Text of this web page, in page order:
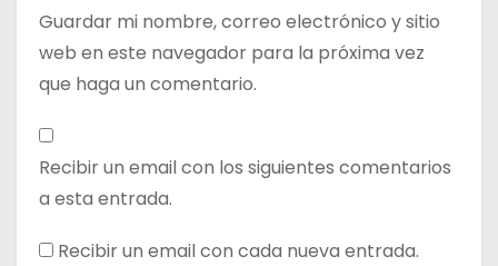
Guardar mi nombre, correo electrónico y sitio
web en este navegador para la próxima vez
que haga un comentario.
Recibir un email con los siguientes comentarios
a esta entrada.
Recibir un email con cada nueva entrada.